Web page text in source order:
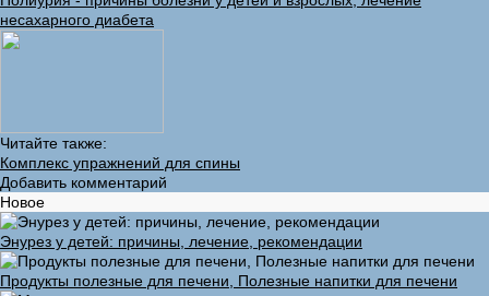
несахарного диабета
Читайте также:
Комплекс упражнений для спины
Добавить комментарий
Новое
Энурез у детей: причины, лечение, рекомендации
Продукты полезные для печени, Полезные напитки для печени